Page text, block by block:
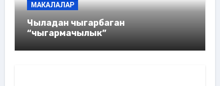
МАКАЛАЛАР
Чыладан чыгарбаган
“чыгармачылык”